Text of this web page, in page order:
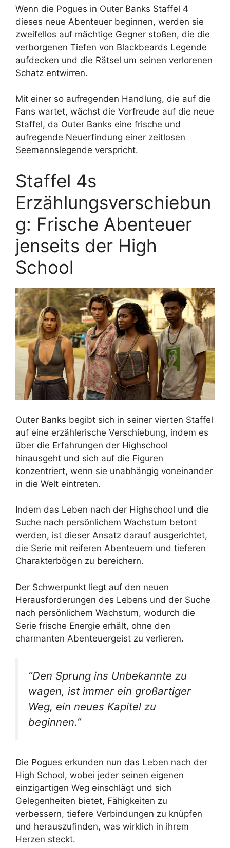
Wenn die Pogues in Outer Banks Staffel 4
dieses neue Abenteuer beginnen, werden sie
zweifellos auf mächtige Gegner stoßen, die die
verborgenen Tiefen von Blackbeards Legende
aufdecken und die Rätsel um seinen verlorenen
Schatz entwirren.
Mit einer so aufregenden Handlung, die auf die
Fans wartet, wächst die Vorfreude auf die neue
Staffel, da Outer Banks eine frische und
aufregende Neuerfindung einer zeitlosen
Seemannslegende verspricht.
Staffel 4s
Erzählungsverschiebun
g: Frische Abenteuer
jenseits der High
School
Outer Banks begibt sich in seiner vierten Staffel
auf eine erzählerische Verschiebung, indem es
über die Erfahrungen der Highschool
hinausgeht und sich auf die Figuren
konzentriert, wenn sie unabhängig voneinander
in die Welt eintreten.
Indem das Leben nach der Highschool und die
Suche nach persönlichem Wachstum betont
werden, ist dieser Ansatz darauf ausgerichtet,
die Serie mit reiferen Abenteuern und tieferen
Charakterbögen zu bereichern.
Der Schwerpunkt liegt auf den neuen
Herausforderungen des Lebens und der Suche
nach persönlichem Wachstum, wodurch die
Serie frische Energie erhält, ohne den
charmanten Abenteuergeist zu verlieren.
“Den Sprung ins Unbekannte zu
wagen, ist immer ein großartiger
Weg, ein neues Kapitel zu
beginnen.”
Die Pogues erkunden nun das Leben nach der
High School, wobei jeder seinen eigenen
einzigartigen Weg einschlägt und sich
Gelegenheiten bietet, Fähigkeiten zu
verbessern, tiefere Verbindungen zu knüpfen
und herauszufinden, was wirklich in ihrem
Herzen steckt.